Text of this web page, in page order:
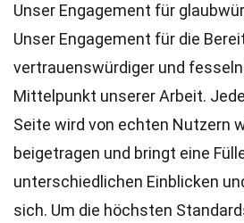
Unser Engagement für
Unser Engagement für die
vertrauenswürdiger und
Mittelpunkt unserer Arbeit.
Seite wird von echten Nutzern
beigetragen und bringt eine
unterschiedlichen Einblicken
sich. Um die höchsten